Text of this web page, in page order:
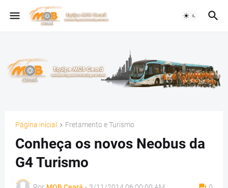
Página inicial Fretamento e Turismo
Conheça os novos Neobus da
G4 Turismo